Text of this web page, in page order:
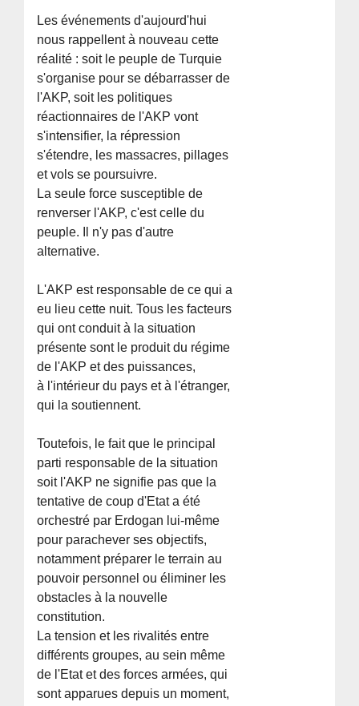
Les événements d'aujourd'hui
nous rappellent à nouveau cette
réalité : soit le peuple de Turquie
s'organise pour se débarrasser de
l'AKP, soit les politiques
réactionnaires de l'AKP vont
s'intensifier, la répression
s'étendre, les massacres, pillages
et vols se poursuivre.
La seule force susceptible de
renverser l'AKP, c'est celle du
peuple. Il n'y pas d'autre
alternative.
L'AKP est responsable de ce qui a
eu lieu cette nuit. Tous les facteurs
qui ont conduit à la situation
présente sont le produit du régime
de l'AKP et des puissances,
à l'intérieur du pays et à l'étranger,
qui la soutiennent.
Toutefois, le fait que le principal
parti responsable de la situation
soit l'AKP ne signifie pas que la
tentative de coup d'Etat a été
orchestré par Erdogan lui-même
pour parachever ses objectifs,
notamment préparer le terrain au
pouvoir personnel ou éliminer les
obstacles à la nouvelle
constitution.
La tension et les rivalités entre
différents groupes, au sein même
de l'Etat et des forces armées, qui
sont apparues depuis un moment,